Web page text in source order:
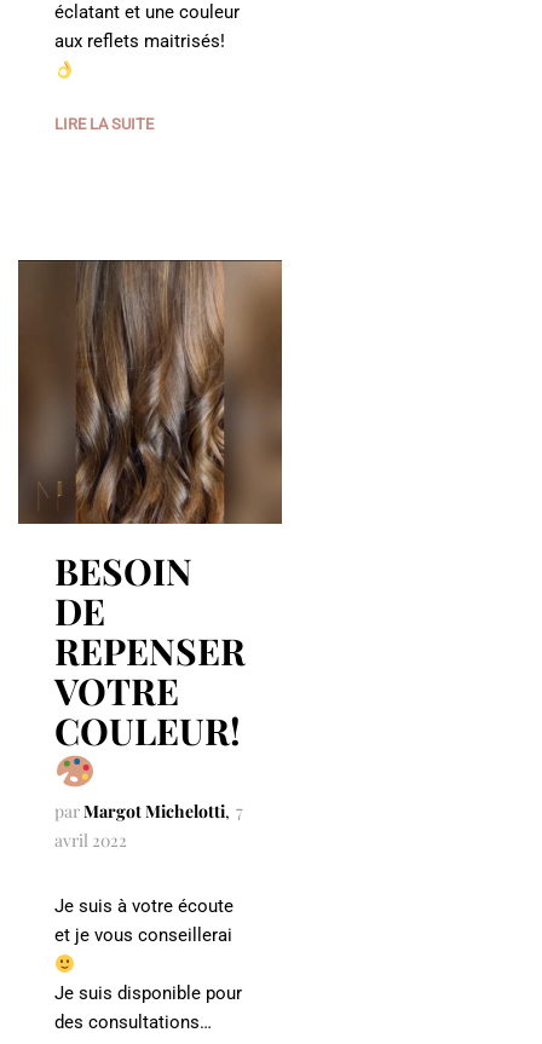
éclatant et une couleur
aux reflets maitrisés!
LIRE LA SUITE
BESOIN
DE
REPENSER
VOTRE
COULEUR!
parMargot Michelotti 7
avril 2022
Je suis à votre écoute
et je vous conseillerai
Je suis disponible pour
des consultations…